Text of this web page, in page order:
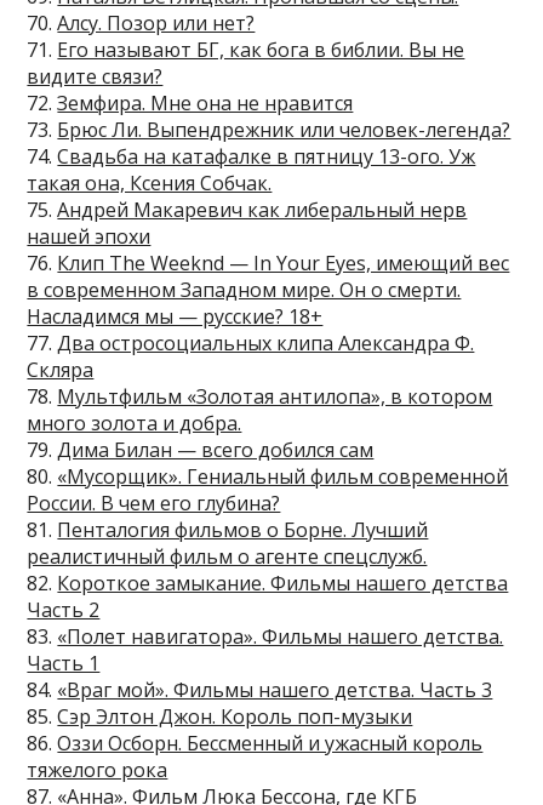
70.Алсу. Позор или нет?
71. Его называют БГ, как бога в библии. Вы не
видите связи?
72.Земфира. Мне она не нравится
73. Брюс Ли. Выпендрежник или человек-легенда?
74.Свадьба на катафалке в пятницу 13-ого. Уж
такая она, Ксения Собчак.
75.Андрей Макаревич как либеральный нерв
нашей эпохи
76. Клип The Weeknd — In Your Eyes, имеющий вес
в современном Западном мире. Он о смерти.
Насладимся мы — русские? 18+
77.Два остросоциальных клипа Александра Ф.
Скляра
78. Мультфильм «Золотая антилопа», в котором
много золота и добра.
79.Дима Билан — всего добился сам
80. «Мусорщик». Гениальный фильм современной
России. В чем его глубина?
81. Пенталогия фильмов о Борне. Лучший
реалистичный фильм о агенте спецслужб.
82. Короткое замыкание. Фильмы нашего детства
Часть 2
83. «Полет навигатора». Фильмы нашего детства.
Часть 1
84. «Враг мой». Фильмы нашего детства. Часть 3
85.Сэр Элтон Джон. Король поп-музыки
86.Оззи Осборн. Бессменный и ужасный король
тяжелого рока
87. «Анна». Фильм Люка Бессона, где КГБ